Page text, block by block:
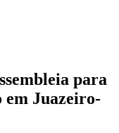
para
em Juazeiro-